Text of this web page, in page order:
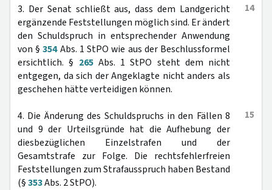
14
3. Der Senat schließt aus, dass dem Landgericht
ergänzende Feststellungen möglich sind. Er ändert
den Schuldspruch in entsprechender Anwendung
von §354Abs. 1 StPO wie aus der Beschlussformel
ersichtlich. § 265Abs. 1 StPO steht dem nicht
entgegen, da sich der Angeklagte nicht anders als
geschehen hätte verteidigen können.
15
4. Die Änderung des Schuldspruchs in den Fällen 8
und 9 der Urteilsgründe hat die Aufhebung der
diesbezüglichen Einzelstrafen und der
Gesamtstrafe zur Folge. Die rechtsfehlerfreien
Feststellungen zum Strafausspruch haben Bestand
(§353Abs. 2 StPO).